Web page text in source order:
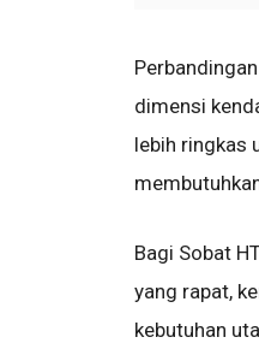
dimensi
lebih ringkas
Bagi Sobat
yang rapat,
kebutuhan